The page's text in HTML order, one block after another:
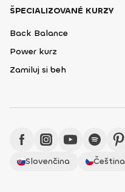
ŠPECIALIZOVANÉ KURZY
Back Balance
Power kurz
Zamiluj si beh
Slovenčina
Čeština